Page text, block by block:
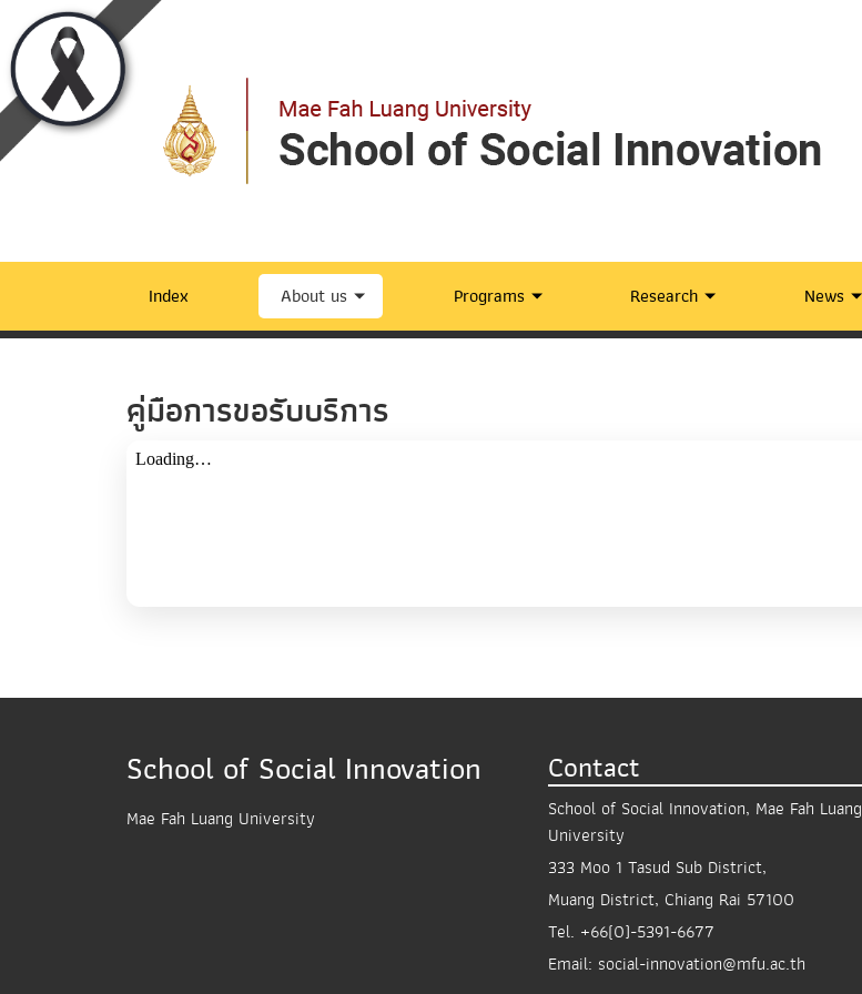
Index About us Programs Research News
คู่มือการขอรับบริการ
School of Social Innovation
Mae Fah Luang University
Contact
School of Social Innovation, Mae Fah Luang
University
333 Moo 1 Tasud Sub District,
Muang District, Chiang Rai 57100
Tel. +66(0)-5391-6677
Email: social-innovation@mfu.ac.th